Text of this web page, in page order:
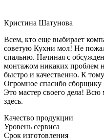
Кристина Шатунова
Всем, кто еще выбирает
советую Кухни мол! Не
спальню. Начиная с
монтажом никаких проблем
быстро и качественно. К
Огромное спасибо сборщику
Это мастер своего дела! Всю
здесь.
Качество продукции
Уровень сервиса
Срок изготовления